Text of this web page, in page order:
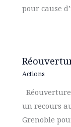
pour cause
Actions
un recours
Grenoble